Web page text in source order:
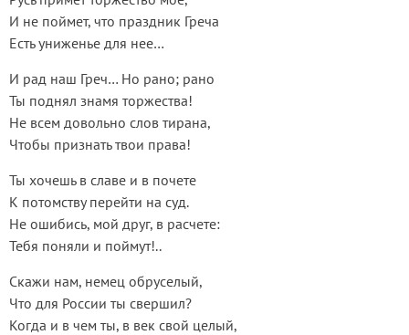
И не поймет, что праздник Греча
Есть униженье для нее…
И рад наш Греч… Но рано; рано
Ты поднял знамя торжества!
Не всем довольно слов тирана,
Чтобы признать твои права!
Ты хочешь в славе и в почете
К потомству перейти на суд.
Не ошибись, мой друг, в расчете:
Тебя поняли и поймут!..
Скажи нам, немец обруселый,
Что для России ты свершил?
Когда и в чем ты, в век свой целый,